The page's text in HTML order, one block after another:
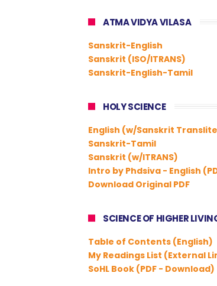
ATMA VIDYA VILASA
Sanskrit-English
Sanskrit (ISO/ITRANS)
Sanskrit-English-Tamil
HOLY SCIENCE
English (w/Sanskrit
Sanskrit-Tamil
Sanskrit (w/ITRANS)
Intro by Phdsiva - English
Download Original PDF
SCIENCE OF HIGHER
Table of Contents (English)
My Readings List (External
SoHL Book (PDF - Download)